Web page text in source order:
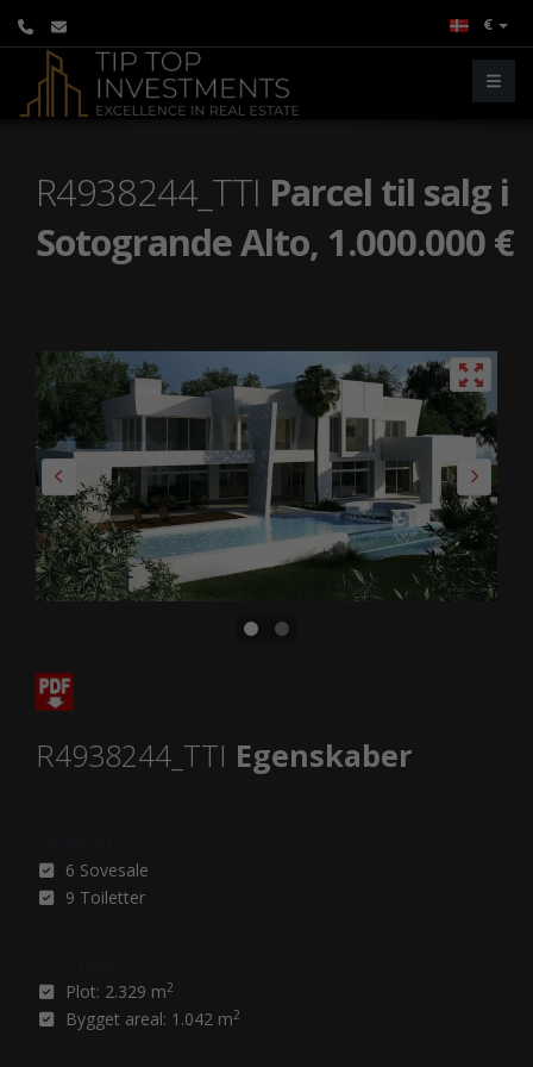
€
R4938244_TTI Parcel til salg i
Sotogrande Alto, 1.000.000 €
R4938244_TTI Egenskaber
6 Sovesale
9 Toiletter
Plot: 2.329 m2
Bygget areal: 1.042 m2